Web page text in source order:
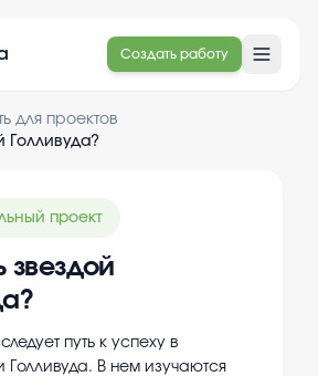
Создать работу
для проектов
Голливуда?
проект
звездой
путь к успеху в
Голливуда. В нем изучаются